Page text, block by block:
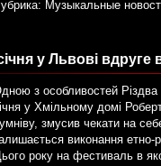
Музыкальные
у Львові
з особливостей
у Хмільному домі
змусив чекати на
виконання етно-
року на фестиваль в